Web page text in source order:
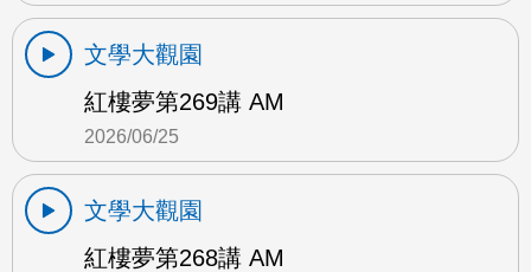
文學大觀園
紅樓夢第269講 AM
2026/06/25
文學大觀園
紅樓夢第268講 AM